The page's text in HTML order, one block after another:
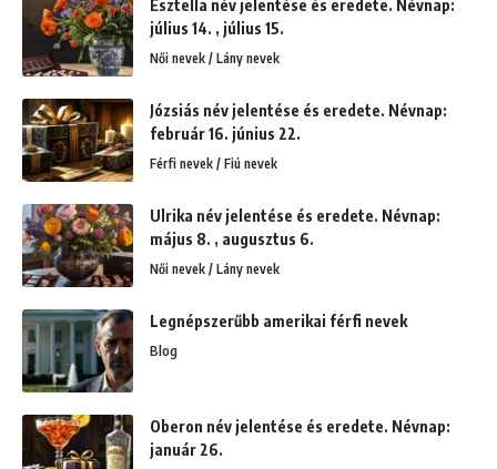
Esztella név jelentése és eredete. Névnap:
július 14. , július 15.
Női nevek / Lány nevek
Józsiás név jelentése és eredete. Névnap:
február 16. június 22.
Férfi nevek / Fiú nevek
Ulrika név jelentése és eredete. Névnap:
május 8. , augusztus 6.
Női nevek / Lány nevek
Legnépszerűbb amerikai férfi nevek
Blog
Oberon név jelentése és eredete. Névnap:
január 26.